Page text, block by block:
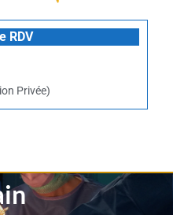
RDV
Privée)